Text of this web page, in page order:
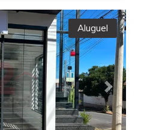
Next
Aluguel